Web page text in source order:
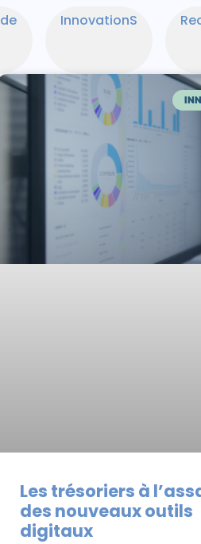
InnovationS
Les trésoriers à
des nouveaux outils
digitaux